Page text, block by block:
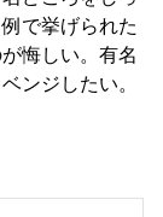
で挙げられた
悔しい。有名
ンジしたい。